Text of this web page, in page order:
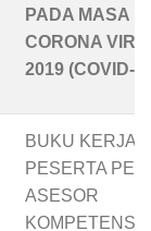
PADA MASA
CORONA
2019 (COVID-
BUKU KERJA
PESERTA
ASESOR
KOMPETENSI